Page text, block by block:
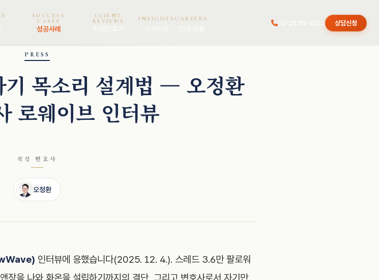
SUCCESS
CASES
성공사례
CLIENT
REVIEWS
INSIGHTS CAREERS
02-2135-4211 상담신청
PRESS
기 목소리 설계법 — 오정환
로웨이브 인터뷰
작성 변호사
오정환
인터뷰에 응했습니다(2025. 12. 4.). 스레드 3.6만 팔로워